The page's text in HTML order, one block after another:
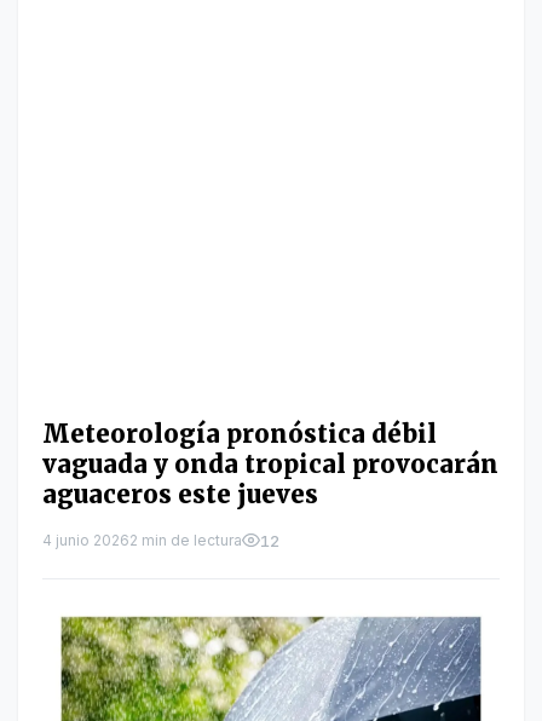
Meteorología pronóstica débil
vaguada y onda tropical provocarán
aguaceros este jueves
4 junio 20262 min de lectura 12